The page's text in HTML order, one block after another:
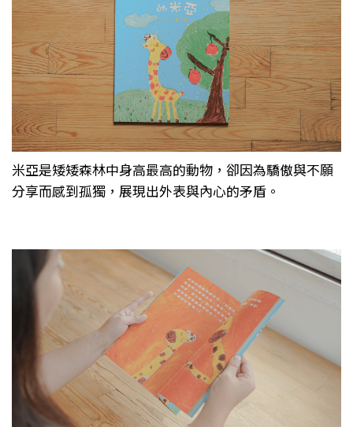
米亞是矮矮森林中身高最高的動物，卻因為驕傲與不願
分享而感到孤獨，展現出外表與內心的矛盾。